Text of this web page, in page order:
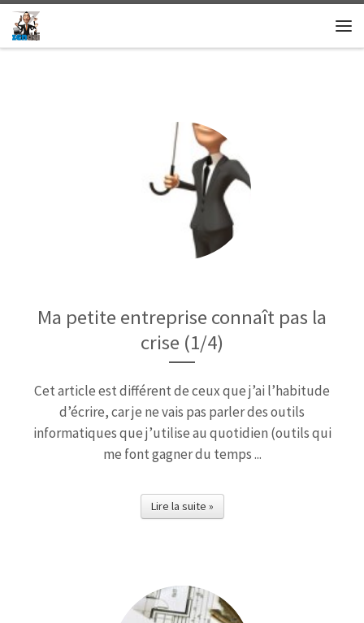
Skip to content
Ma petite entreprise connaît pas la
crise (1/4)
Cet article est différent de ceux que j’ai l’habitude
d’écrire, car je ne vais pas parler des outils
informatiques que j’utilise au quotidien (outils qui
me font gagner du temps ...
Lire la suite »